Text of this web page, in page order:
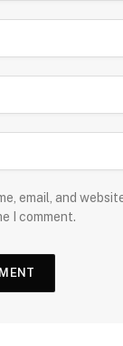
email, and
I comment.